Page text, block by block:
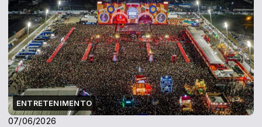
ENTRETENIMENTO
07/06/2026